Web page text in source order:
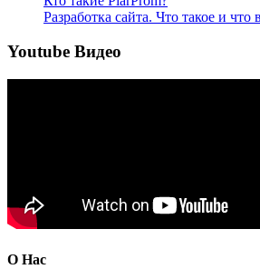
Разработка сайта. Что такое и что
Youtube Видео
О Нас